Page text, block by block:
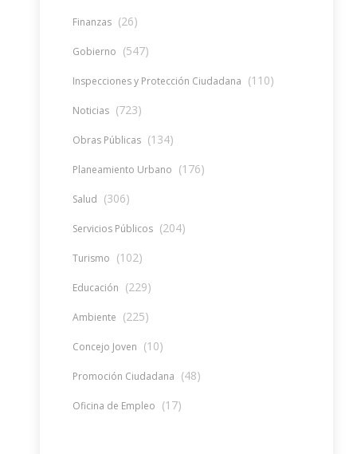
Finanzas (26)
Gobierno (547)
Inspecciones y Protección Ciudadana (110)
Noticias (723)
Obras Públicas (134)
Planeamiento Urbano (176)
Salud (306)
Servicios Públicos (204)
Turismo (102)
Educación (229)
Ambiente (225)
Concejo Joven (10)
Promoción Ciudadana (48)
Oficina de Empleo (17)